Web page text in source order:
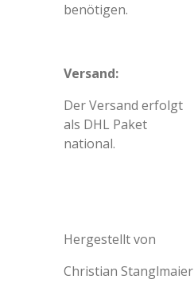
benötigen.
Versand:
Der Versand erfolgt
als DHL Paket
national.
Hergestellt von
Christian Stanglmaier